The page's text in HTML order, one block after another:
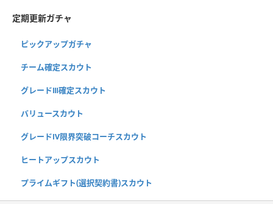
定期更新ガチャ
ピックアップガチャ
チーム確定スカウト
グレードⅢ確定スカウト
バリュースカウト
グレードⅣ限界突破コーチスカウト
ヒートアップスカウト
プライムギフト(選択契約書)スカウト